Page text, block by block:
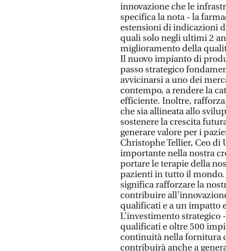
innovazione che le
specifica la nota - la
estensioni di indicazioni
quali solo negli ultimi 2
miglioramento della
Il nuovo impianto di
passo strategico
avvicinarsi a uno dei
contempo, a rendere la
efficiente. Inoltre,
che sia allineata allo
sostenere la crescita
generare valore per i
Christophe Tellier, Ceo di
importante nella nostra
portare le terapie della
pazienti in tutto il
significa rafforzare la
contribuire
qualificati e a un impatto
L’investimento strategico
qualificati e oltre 500
continuità nella fornitura
contribuirà anche a